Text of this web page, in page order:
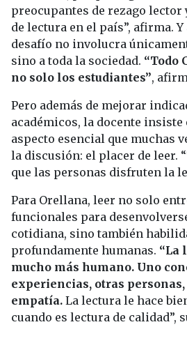
preocupantes de rezago lector
de lectura en el país”, afirma. Y
desafío no involucra
sino a toda la sociedad. “Todo
no solo los estudiantes”,
Pero además de mejorar
académicos, la docente insiste
aspecto esencial que muchas
la discusión: el placer de leer.
que las personas disfruten la
Para Orellana, leer no solo
funcionales para
cotidiana, sino también
profundamente humanas. “La
mucho más humano. Uno
experiencias, otras
empatía. La lectura le hace
cuando es lectura de calidad”,